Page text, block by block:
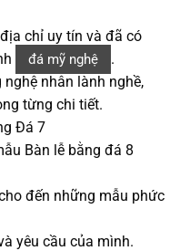
chỉ uy tín và đã có
đá mỹ nghệ
.
nhân lành nghề,
từng chi tiết.
Đá 7
Bàn lễ bằng đá 8
đến những mẫu phức
yêu cầu của mình.